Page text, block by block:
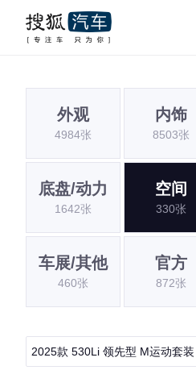
外观
4984张
内饰
8503张
底盘/动力
1642张
空间
330张
车展/其他
460张
官方
872张
2025款 530Li 领先型 M运动套装